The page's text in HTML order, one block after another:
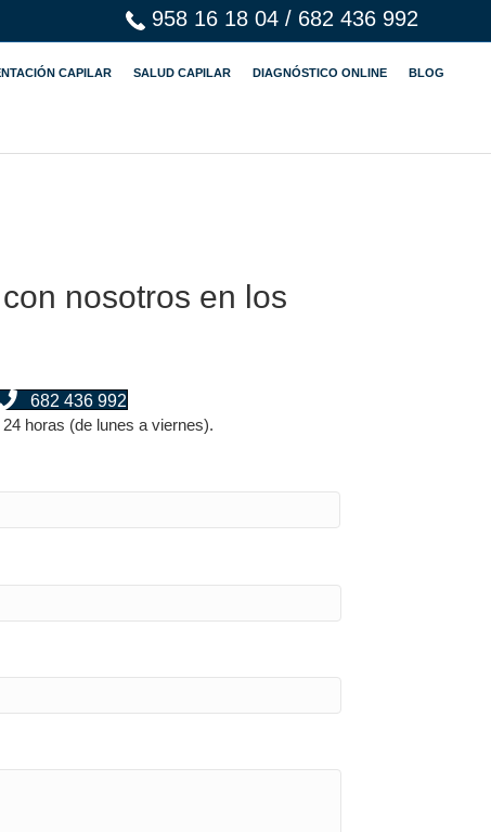
958 16 18 04/ 682 436 992
CAPILAR SALUD CAPILAR DIAGNÓSTICO ONLINE BLOG
nosotros en los
682 436 992
horas (de lunes a viernes).